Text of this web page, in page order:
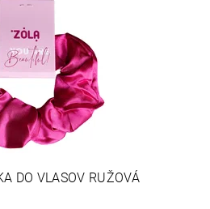
DO VLASOV RUŽOVÁ